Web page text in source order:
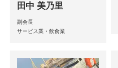
田中 美乃里
副会長
サービス業・飲食業